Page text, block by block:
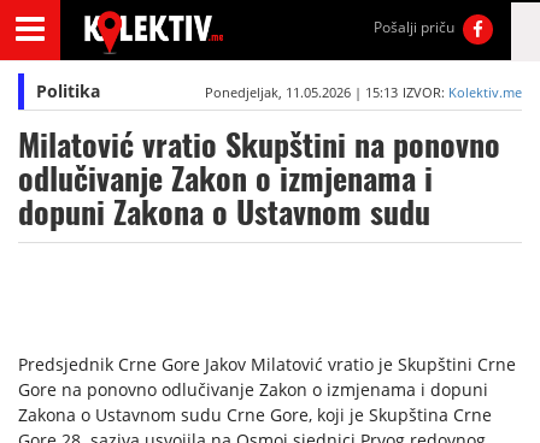
Pošalji priču
Politika Ponedjeljak, 11.05.2026 | 15:13 IZVOR: Kolektiv.me
Milatović vratio Skupštini na ponovno
odlučivanje Zakon o izmjenama i
dopuni Zakona o Ustavnom sudu
Predsjednik Crne Gore Jakov Milatović vratio je Skupštini Crne
Gore na ponovno odlučivanje Zakon o izmjenama i dopuni
Zakona o Ustavnom sudu Crne Gore, koji je Skupština Crne